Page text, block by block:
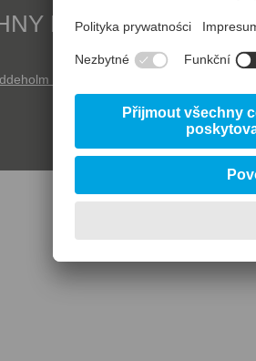
NÁSTROJOVÉ
Elmax SuperClean
Uddeholm Stavax ESR
Kontaktujte